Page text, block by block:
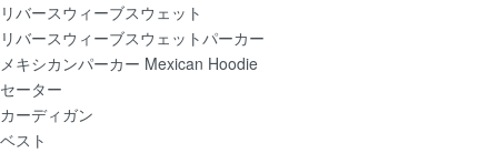
リバースウィーブスウェット
リバースウィーブスウェットパーカー
メキシカンパーカー Mexican Hoodie
セーター
カーディガン
ベスト